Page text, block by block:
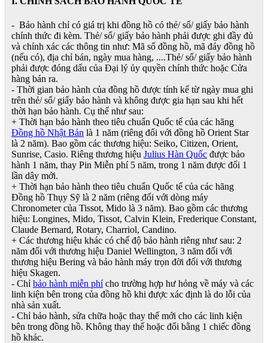
- Bảo hành chỉ có giá trị khi đồng hồ có thẻ/ sổ/ giấy bảo hành
chính thức đi kèm. Thẻ/ sổ/ giấy bảo hành phải được ghi đầy đủ
và chính xác các thông tin như: Mã số đồng hồ, mã đáy đồng hồ
(nếu có), địa chỉ bán, ngày mua hàng, ....Thẻ/ sổ/ giấy bảo hành
phải được đóng dấu của Đại lý ủy quyền chính thức hoặc Cửa
hàng bán ra.
- Thời gian bảo hành của đồng hồ được tính kể từ ngày mua ghi
trên thẻ/ sổ/ giấy bảo hành và không được gia hạn sau khi hết
thời hạn bảo hành. Cụ thể như sau:
+ Thời hạn bảo hành theo tiêu chuẩn Quốc tế của các hãng
Đồng hồ Nhật Bản là 1 năm (riêng đối với đồng hồ Orient Star
là 2 năm). Bao gồm các thương hiệu: Seiko, Citizen, Orient,
Sunrise, Casio. Riêng thương hiệu Julius Hàn Quốc được bảo
hành 1 năm, thay Pin Miễn phí 5 năm, trong 1 năm được đổi 1
lần dây mới.
+ Thời hạn bảo hành theo tiêu chuẩn Quốc tế của các hãng
Đồng hồ Thụy Sỹ là 2 năm (riêng đối với dòng máy
Chronometer của Tissot, Mido là 3 năm). Bao gồm các thương
hiệu: Longines, Mido, Tissot, Calvin Klein, Frederique Constant,
Claude Bernard, Rotary, Charriol, Candino.
+ Các thương hiệu khác có chế độ bảo hành riêng như sau: 2
năm đối với thương hiệu Daniel Wellington, 3 năm đối với
thương hiệu Bering và bảo hành máy trọn đời đối với thương
hiệu Skagen.
- Chỉ bảo hành miễn phícho trường hợp hư hỏng về máy và các
linh kiện bên trong của đồng hồ khi được xác định là do lỗi của
nhà sản xuất.
- Chỉ bảo hành, sửa chữa hoặc thay thế mới cho các linh kiện
bên trong đồng hồ. Không thay thế hoặc đổi bằng 1 chiếc đồng
hồ khác.